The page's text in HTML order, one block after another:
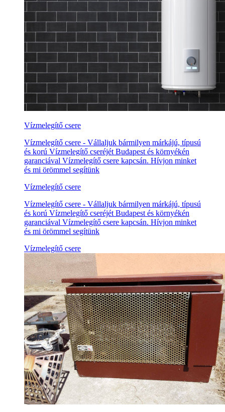
Vízmelegítő csere
Vízmelegítő csere - Vállaljuk bármilyen márkájú, típusú
és korú Vízmelegítő cseréjét Budapest és környékén
garanciával Vízmelegítő csere kapcsán. Hívjon minket
és mi örömmel segítünk
Vízmelegítő csere
Vízmelegítő csere - Vállaljuk bármilyen márkájú, típusú
és korú Vízmelegítő cseréjét Budapest és környékén
garanciával Vízmelegítő csere kapcsán. Hívjon minket
és mi örömmel segítünk
Vízmelegítő csere